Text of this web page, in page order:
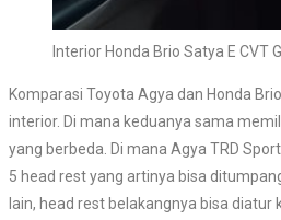
Interior Honda Brio Satya E CVT
Komparasi Toyota Agya dan Honda
interior. Di mana keduanya sama
yang berbeda. Di mana Agya TRD
5 head rest yang artinya bisa
lain, head rest belakangnya bisa